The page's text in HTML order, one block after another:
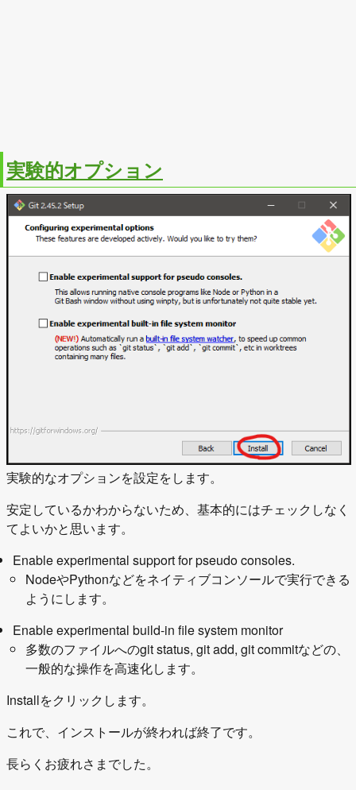
実験的オプション
実験的なオプションを設定をします。
安定しているかわからないため、基本的にはチェックしなく
てよいかと思います。
Enable experimental support for pseudo consoles.
NodeやPythonなどをネイティブコンソールで実行できる
ようにします。
Enable experimental build-in file system monitor
多数のファイルへのgit status, git add, git commitなどの、
一般的な操作を高速化します。
Installをクリックします。
これで、インストールが終われば終了です。
長らくお疲れさまでした。